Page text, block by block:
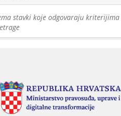
stavki koje odgovaraju kriterijima